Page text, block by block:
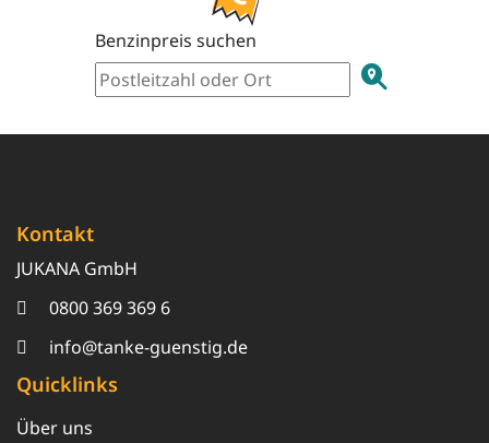
Benzinpreis suchen
Kontakt
JUKANA GmbH
0800 369 369 6
info@tanke-guenstig.de
Quicklinks
Über uns